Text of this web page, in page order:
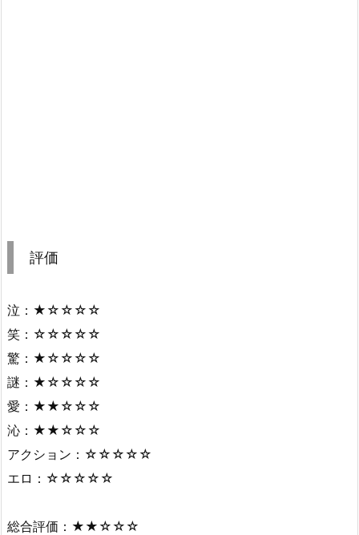
評価
泣：★☆☆☆☆
笑：☆☆☆☆☆
驚：★☆☆☆☆
謎：★☆☆☆☆
愛：★★☆☆☆
沁：★★☆☆☆
アクション：☆☆☆☆☆
エロ：☆☆☆☆☆
総合評価：★★☆☆☆